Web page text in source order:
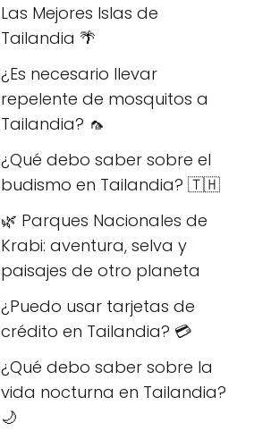
Las Mejores Islas de
Tailandia 🌴
¿Es necesario llevar
repelente de mosquitos a
Tailandia? 🦟
¿Qué debo saber sobre el
budismo en Tailandia? 🇹🇭
🌿 Parques Nacionales de
Krabi: aventura, selva y
paisajes de otro planeta
¿Puedo usar tarjetas de
crédito en Tailandia? 💳
¿Qué debo saber sobre la
vida nocturna en Tailandia?
🌙